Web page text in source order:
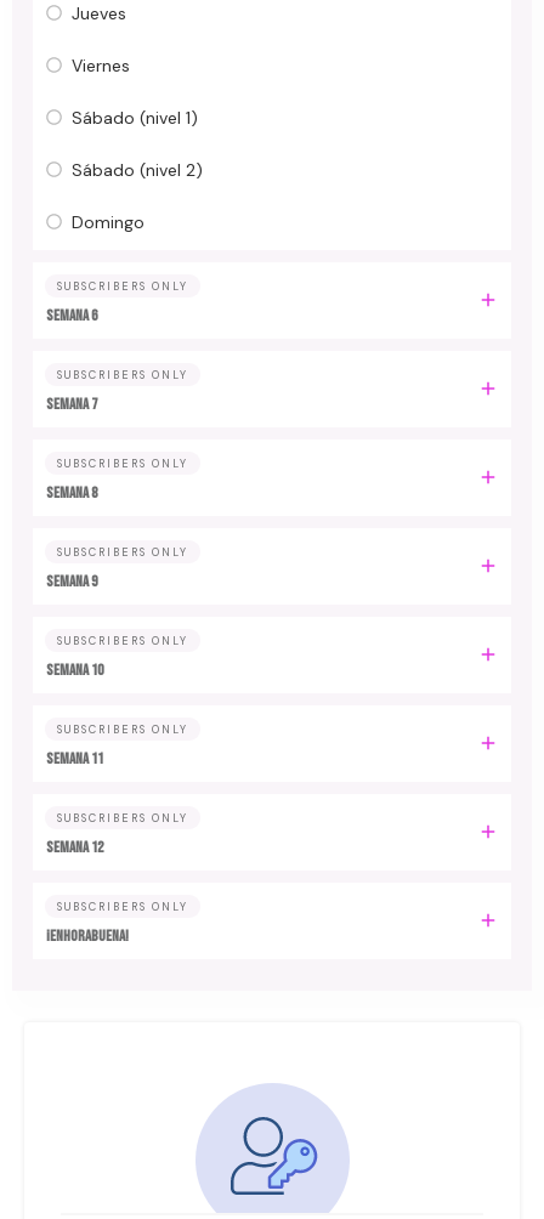
Jueves
Viernes
Sábado (nivel 1)
Sábado (nivel 2)
Domingo
SUBSCRIBERS ONLY
Semana 6
SUBSCRIBERS ONLY
Semana 7
SUBSCRIBERS ONLY
Semana 8
SUBSCRIBERS ONLY
Semana 9
SUBSCRIBERS ONLY
Semana 10
SUBSCRIBERS ONLY
Semana 11
SUBSCRIBERS ONLY
Semana 12
SUBSCRIBERS ONLY
¡Enhorabuena!